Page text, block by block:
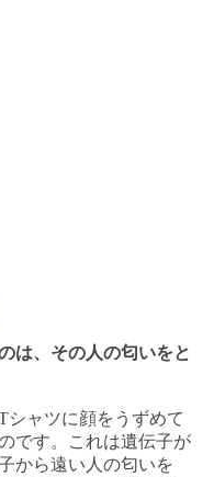
は、その人の匂いをと
シャツに顔をうずめて
です。これは遺伝子が
から遠い人の匂いを